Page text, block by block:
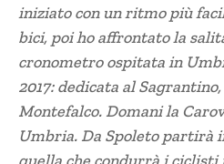
iniziato con un ritmo più
bici, poi ho affrontato la
cronometro ospitata in
2017: dedicata al
Montefalco. Domani la
Umbria. Da Spoleto partirà